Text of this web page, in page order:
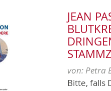
JEAN
von: Petra
Bitte, falls